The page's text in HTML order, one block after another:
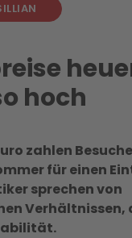
hoch
zahlen
für einen
sprechen von
Verhältnissen,